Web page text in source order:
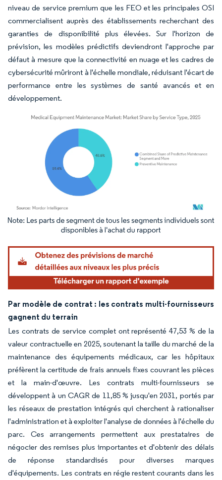
niveau de service premium que les FEO et les principales OSI
commercialisent auprès des établissements recherchant des
garanties de disponibilité plus élevées. Sur l'horizon de
prévision, les modèles prédictifs deviendront l'approche par
défaut à mesure que la connectivité en nuage et les cadres de
cybersécurité mûriront à l'échelle mondiale, réduisant l'écart de
performance entre les systèmes de santé avancés et en
développement.
Image © Mordor Intelligence. La réutilisation nécessite une attribution sous CC BY
Par modèle de contrat : les contrats multi-fournisseurs
gagnent du terrain
Les contrats de service complet ont représenté 47,53 % de la
valeur contractuelle en 2025, soutenant la taille du marché de la
maintenance des équipements médicaux, car les hôpitaux
préfèrent la certitude de frais annuels fixes couvrant les pièces
et la main-d'œuvre. Les contrats multi-fournisseurs se
développent à un CAGR de 11,85 % jusqu'en 2031, portés par
les réseaux de prestation intégrés qui cherchent à rationaliser
l'administration et à exploiter l'analyse de données à l'échelle du
parc. Ces arrangements permettent aux prestataires de
négocier des remises plus importantes et d'obtenir des délais
de réponse standardisés pour diverses marques
d'équipements. Les contrats en régie restent courants dans les